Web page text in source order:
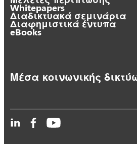
Whitepapers
Διαδικτυακά σεμινάρια
Διαφημιστικά έντυπα
eBooks
Μέσα κοινωνικής